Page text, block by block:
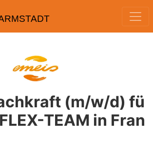
(m/w/d) fü
TEAM in Fran